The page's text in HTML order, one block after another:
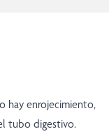
hay enrojecimiento,
tubo digestivo.